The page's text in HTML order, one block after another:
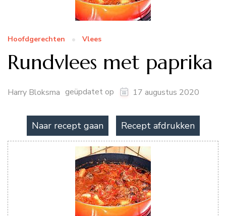
Hoofdgerechten Vlees
Rundvlees met paprika
Harry Bloksma geüpdatet op 17 augustus 2020
Naar recept gaan Recept afdrukken